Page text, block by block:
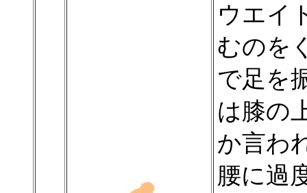
ウエイ
むのを
で足を
は膝の
か言わ
腰に過